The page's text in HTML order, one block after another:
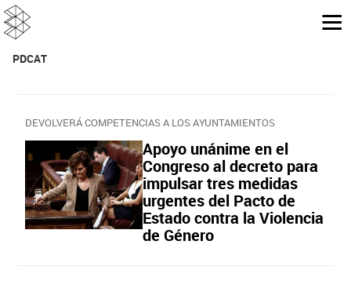
PDCAT
DEVOLVERÁ COMPETENCIAS A LOS AYUNTAMIENTOS
Apoyo unánime en el
Congreso al decreto para
impulsar tres medidas
urgentes del Pacto de
Estado contra la Violencia
de Género